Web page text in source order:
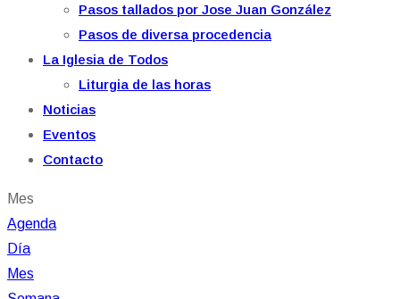
Pasos tallados por Jose Juan González
Pasos de diversa procedencia
La Iglesia de Todos
Liturgia de las horas
Noticias
Eventos
Contacto
Mes
Agenda
Día
Mes